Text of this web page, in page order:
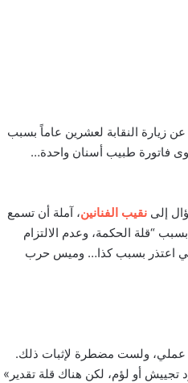
عن زيارة النقابة لعشرين عاماً بسبب
فاتورة طبيب أسنان واحدة…
إلى نقيب الفنانين، آملة أن تسمع
“قلة الحكمة، وعدم الالتزام
اعتذرت منذ 3 أشهر… ومحمد آل رشي اعتذر بسبب كذا… وميس حرب
عملي، ولست مضطرة لإثبات ذلك.
تجييش أو لؤم، لكن هناك قلة تقدير»